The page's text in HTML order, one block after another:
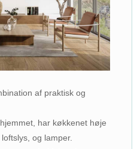
af praktisk og
har køkkenet høje
og lamper.